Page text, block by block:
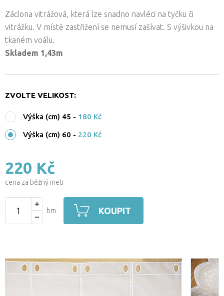
Záclona vitrážová, která lze snadno navléci na tyčku či
vitrážku. V místě zastřižení se nemusí zašívat. S výšivkou na
tkaném voálu.
Skladem 1,43m
ZVOLTE VELIKOST:
Výška (cm) 45 - 180 Kč
Výška (cm) 60 - 220 Kč
220 Kč
cena za běžný metr
bm KOUPIT